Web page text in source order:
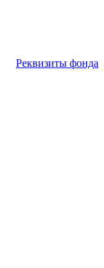
Реквизиты фонда